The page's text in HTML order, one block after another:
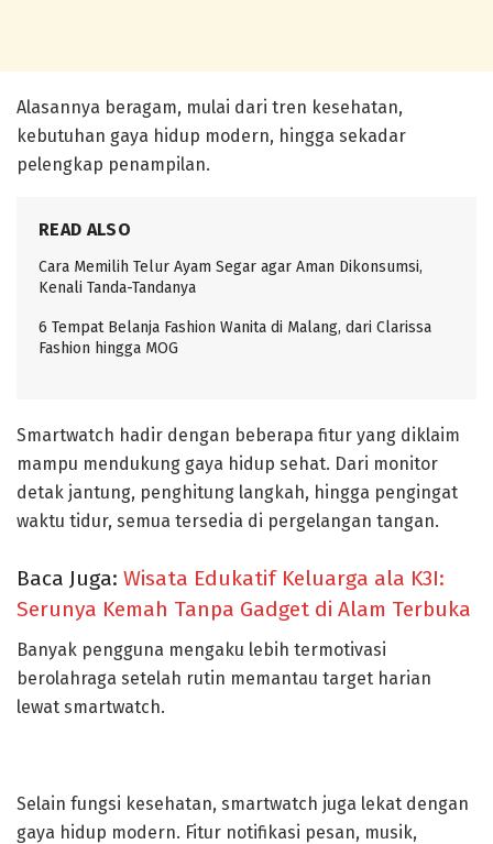
Alasannya beragam, mulai dari tren kesehatan,
kebutuhan gaya hidup modern, hingga sekadar
pelengkap penampilan.
READ ALSO
Cara Memilih Telur Ayam Segar agar Aman Dikonsumsi,
Kenali Tanda-Tandanya
6 Tempat Belanja Fashion Wanita di Malang, dari Clarissa
Fashion hingga MOG
Smartwatch hadir dengan beberapa fitur yang diklaim
mampu mendukung gaya hidup sehat. Dari monitor
detak jantung, penghitung langkah, hingga pengingat
waktu tidur, semua tersedia di pergelangan tangan.
Baca Juga: Wisata Edukatif Keluarga ala K3I:
Serunya Kemah Tanpa Gadget di Alam Terbuka
Banyak pengguna mengaku lebih termotivasi
berolahraga setelah rutin memantau target harian
lewat smartwatch.
Selain fungsi kesehatan, smartwatch juga lekat dengan
gaya hidup modern. Fitur notifikasi pesan, musik,